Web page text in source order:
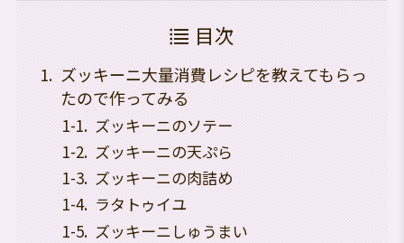
目次
ズッキーニ大量消費レシピを教えてもらっ
たので作ってみる
ズッキーニのソテー
ズッキーニの天ぷら
ズッキーニの肉詰め
ラタトゥイユ
ズッキーニしゅうまい